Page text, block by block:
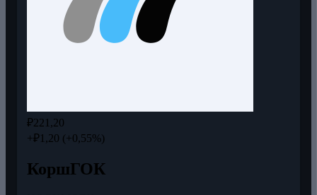
₽221,20
+₽1,20 (+0,55%)
КоршГОК